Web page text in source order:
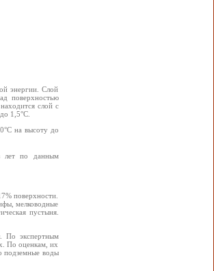
энергии. Слой
поверхностью
слой с
1,5°С.
на высоту до
лет по данным
поверхности.
мелководные
пустыня.
По экспертным
По оценкам, их
подземные воды